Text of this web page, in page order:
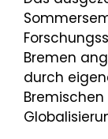
Bremen
durch